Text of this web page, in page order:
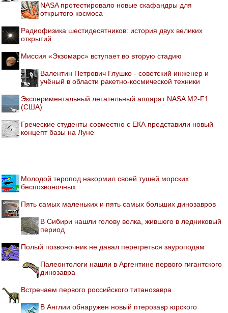
NASA протестировало новые скафандры для
открытого космоса
Радиофизика шестидесятников: история двух великих
открытий
Миссия «Экзомарс» вступает во вторую стадию
Валентин Петрович Глушко - советский инженер и
учёный в области ракетно-космической техники
Экспериментальный летательный аппарат NASA M2-F1
(США)
Греческие студенты совместно с ЕКА представили новый
концепт базы на Луне
Молодой теропод накормил своей тушей морских
беспозвоночных
Пять самых маленьких и пять самых больших динозавров
В Сибири нашли голову волка, жившего в ледниковый
период
Полый позвоночник не давал перегреться зауроподам
Палеонтологи нашли в Аргентине первого гигантского
динозавра
Встречаем первого российского титанозавра
В Англии обнаружен новый птерозавр юрского